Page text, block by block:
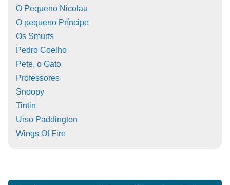
O Pequeno Nicolau
O pequeno Príncipe
Os Smurfs
Pedro Coelho
Pete, o Gato
Professores
Snoopy
Tintin
Urso Paddington
Wings Of Fire